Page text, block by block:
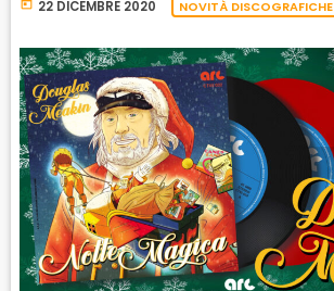
today 22 DICEMBRE 2020 NOVITÀ DISCOGRAFICHE